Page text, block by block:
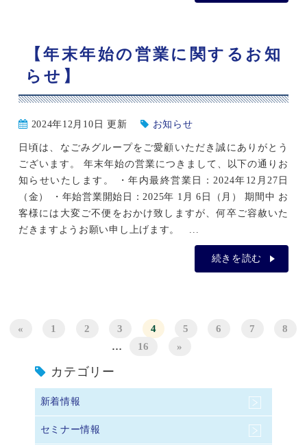
【年末年始の営業に関するお知
らせ】
2024年12月10日 更新 お知らせ
日頃は、なごみグループをご愛顧いただき誠にありがとう
ございます。 年末年始の営業につきまして、以下の通りお
知らせいたします。 ・年内最終営業日：2024年12月27日
（金） ・年始営業開始日：2025年 1月 6日（月） 期間中 お
客様には大変ご不便をおかけ致しますが、何卒ご容赦いた
だきますようお願い申し上げます。 ...
続きを読む
« 1 2 3 4 5 6 7
8
…
16 »
カテゴリー
新着情報
セミナー情報